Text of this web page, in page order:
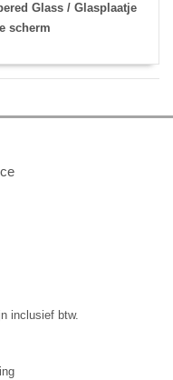
Glass / Glasplaatje
scherm
inclusief btw.